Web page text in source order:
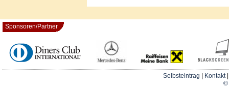
Sponsoren/Partner
Selbsteintrag Kontakt
©